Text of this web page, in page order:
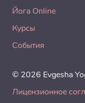
Йога Online
Курсы
События
© 2026 Evgesha
Лицензионное